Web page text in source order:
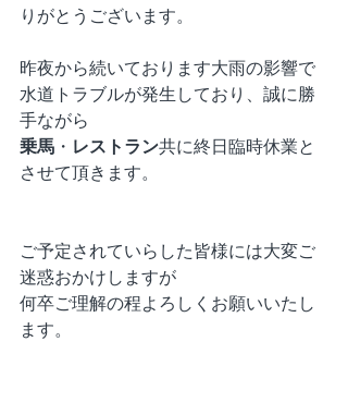
りがとうございます。
昨夜から続いております大雨の影響で
水道トラブルが発生しており、誠に勝
手ながら
乗馬 ・ レストラン共に終日臨時休業と
させて頂きます。
ご予定されていらした皆様には大変ご
迷惑おかけしますが
何卒ご理解の程よろしくお願いいたし
ます。